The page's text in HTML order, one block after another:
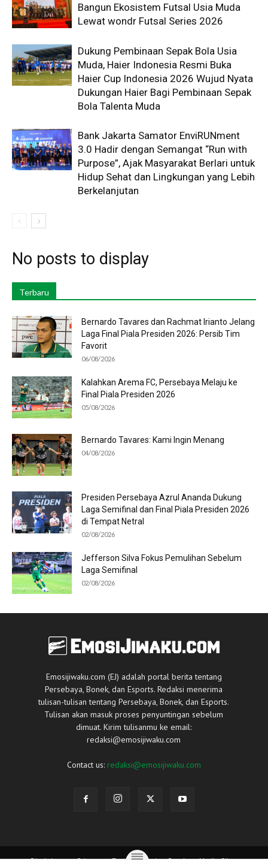
Bangun Ekosistem Futsal Usia Muda
Lewat wondr Futsal Series 2026 ​
Dukung Pembinaan Sepak Bola Usia
Muda, Haier Indonesia Resmi Buka
Haier Cup Indonesia 2026 Wujud Nyata
Dukungan Haier Bagi Pembinaan Sepak
Bola Talenta Muda
Bank Jakarta Samator EnviRUNment
3.0 Hadir dengan Semangat “Run with
Purpose”, Ajak Masyarakat Berlari untuk
Hidup Sehat dan Lingkungan yang Lebih
Berkelanjutan
No posts to display
Terbaru
Bernardo Tavares dan Rachmat Irianto Jelang
Laga Final Piala Presiden 2026: Persib Tim
Favorit
06/08/2026
Kalahkan Arema FC, Persebaya Melaju ke
Final Piala Presiden 2026
05/08/2026
Bernardo Tavares: Kami Ingin Menang
04/08/2026
Presiden Persebaya Azrul Ananda Dukung
Laga Semifinal dan Final Piala Presiden 2026
di Tempat Netral
02/08/2026
Jefferson Silva Fokus Pemulihan Sebelum
Laga Semifinal
02/08/2026
Emosijiwaku.com (EJ) adalah portal berita tentang
Persebaya, Bonek, dan Esports. Redaksi menerima
tulisan-tulisan tentang Persebaya, Bonek, dan Esports.
Tulisan akan masuk proses penyuntingan sebelum
dimuat. Kirim tulisanmu ke email:
redaksi@emosijiwaku.com
Contact us: redaksi@emosijiwaku.com